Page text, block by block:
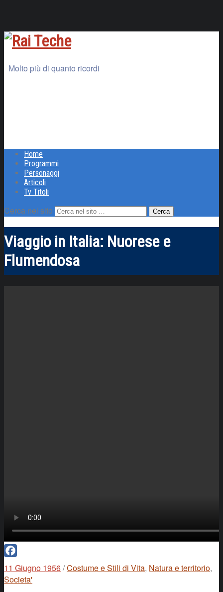
Molto più di quanto ricordi
Home
Programmi
Personaggi
Articoli
Tv Titoli
Cerca nel sito
Viaggio in Italia: Nuorese e
Flumendosa
Facebook
11 Giugno 1956/Costume e Stili di Vita, Natura e territorio,
Societa'